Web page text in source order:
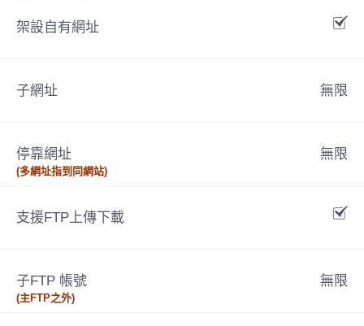
架設自有網址
子網址 無限
停靠網址
(多網址指到同網站)
無限
支援FTP上傳下載
子FTP 帳號
(主FTP之外)
無限